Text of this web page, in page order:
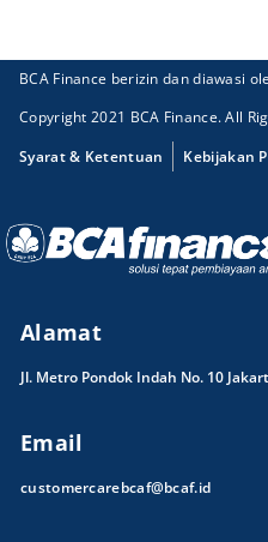
BCA Finance berizin dan diawasi
Copyright 2021 BCA Finance. All
Syarat & Ketentuan
Kebijakan
Alamat
Jl. Metro Pondok Indah No. 10
Email
customercarebcaf@bcaf.id